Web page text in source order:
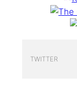
TWITTER